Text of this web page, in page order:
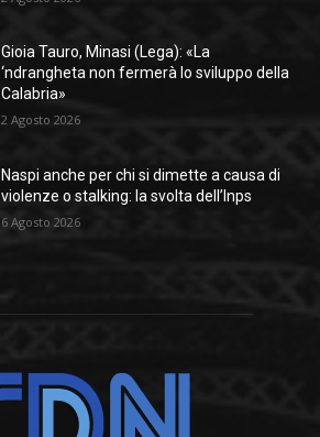
Gioia Tauro, Minasi (Lega): «La
‘ndrangheta non fermerà lo sviluppo della
Calabria»
2 Agosto 2026
Naspi anche per chi si dimette a causa di
violenze o stalking: la svolta dell’Inps
6 Agosto 2026